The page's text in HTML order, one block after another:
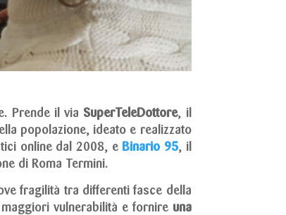
Prende il via SuperTeleDottore, il
popolazione, ideato e realizzato
online dal 2008, e Binario 95, il
di Roma Termini.
fragilità tra differenti fasce della
vulnerabilità e fornire una